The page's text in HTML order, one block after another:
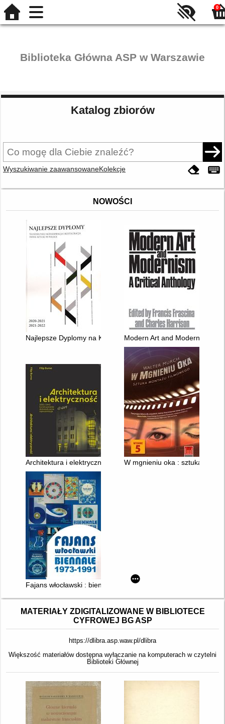
0
Biblioteka Główna ASP w Warszawie
Katalog zbiorów
Wyszukiwanie zaawansowaneKolekcje
NOWOŚCI
Najlepsze Dyplomy na Kierunku Konserwacja i Restauracja
Modern Art and Modernism : A
Architektura i elektryczność : 1880-1940 : konstruowanie,
W mgnieniu oka : sztuka
Fajans włocławski : biennale 1973-1991
MATERIAŁY ZDIGITALIZOWANE W BIBLIOTECE
CYFROWEJ BG ASP
https://dlibra.asp.waw.pl/dlibra
Większość materiałów dostępna wyłączanie na komputerach w czytelni
Biblioteki Głównej